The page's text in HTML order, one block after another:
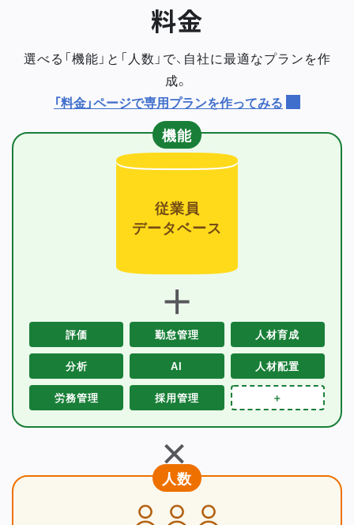
料金
選べる「機能」と「人数」で、自社に最適なプランを作
成。
「料金」ページで専用プランを作ってみる
機能
従業員
データベース
＋
評価 勤怠管理 人材育成
分析 AI 人材配置
労務管理 採用管理 ＋
＋
人数